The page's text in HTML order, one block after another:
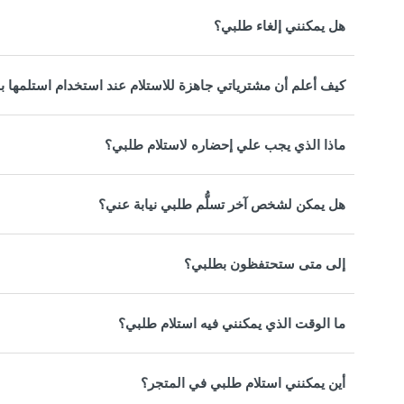
هل يمكنني إلغاء طلبي؟
كيف أعلم أن مشترياتي جاهزة للاستلام عند استخدام
ماذا الذي يجب علي إحضاره لاستلام طلبي؟
هل يمكن لشخص آخر تسلُّم طلبي نيابة عني؟
إلى متى ستحتفظون بطلبي؟
ما الوقت الذي يمكنني فيه استلام طلبي؟
أين يمكنني استلام طلبي في المتجر؟